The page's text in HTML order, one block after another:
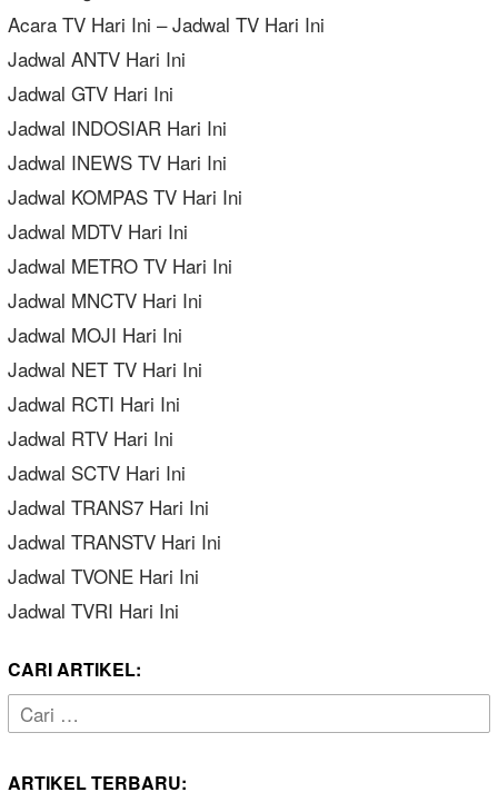
Acara TV Hari Ini – Jadwal TV Hari Ini
Jadwal ANTV Hari Ini
Jadwal GTV Hari Ini
Jadwal INDOSIAR Hari Ini
Jadwal INEWS TV Hari Ini
Jadwal KOMPAS TV Hari Ini
Jadwal MDTV Hari Ini
Jadwal METRO TV Hari Ini
Jadwal MNCTV Hari Ini
Jadwal MOJI Hari Ini
Jadwal NET TV Hari Ini
Jadwal RCTI Hari Ini
Jadwal RTV Hari Ini
Jadwal SCTV Hari Ini
Jadwal TRANS7 Hari Ini
Jadwal TRANSTV Hari Ini
Jadwal TVONE Hari Ini
Jadwal TVRI Hari Ini
CARI ARTIKEL:
Cari
untuk:
ARTIKEL TERBARU: